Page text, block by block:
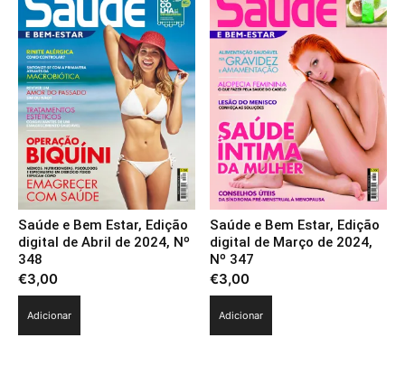
Saúde e Bem Estar, Edição
digital de Abril de 2024, Nº
348
€3,00
Adicionar
Saúde e Bem Estar, Edição
digital de Março de 2024,
Nº 347
€3,00
Adicionar